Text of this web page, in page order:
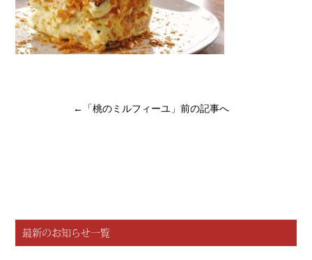
←「桃のミルフィーユ 」前の記事へ
最新のお知らせ一覧